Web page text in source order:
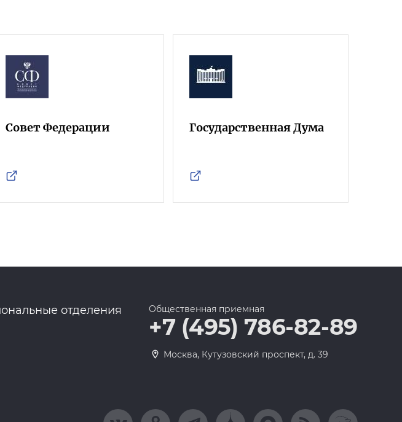
Совет Федерации Государственная Дума
отделения Общественная приемная
+7 (495) 786-82-89
Москва, Кутузовский проспект, д. 39